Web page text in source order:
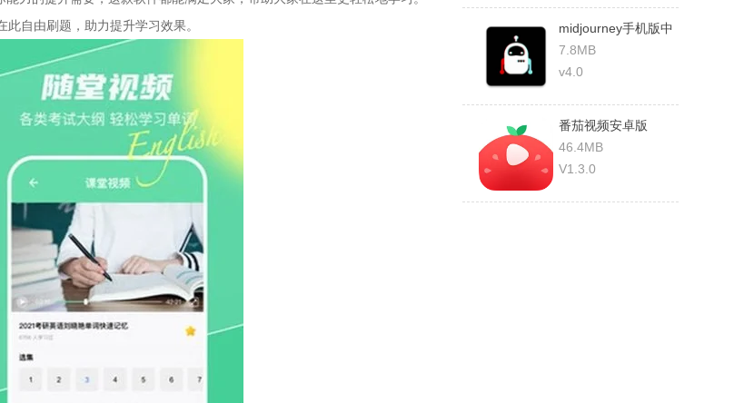
自由刷题，助力提升学习效果。
midjourney手机版中
文版
7.8MB
v4.0
番茄视频安卓版
46.4MB
V1.3.0